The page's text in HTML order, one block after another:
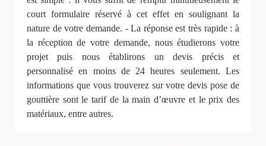
court formulaire réservé à cet effet en soulignant la
nature de votre demande. - La réponse est très rapide : à
la réception de votre demande, nous étudierons votre
projet puis nous établirons un devis précis et
personnalisé en moins de 24 heures seulement. Les
informations que vous trouverez sur votre devis pose de
gouttière sont le tarif de la main d’œuvre et le prix des
matériaux, entre autres.